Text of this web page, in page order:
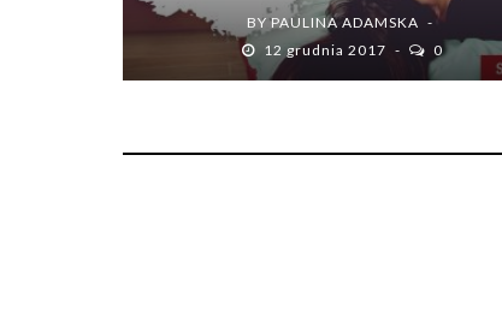
BYPAULINA ADAMSKA
12 grudnia 2017
0